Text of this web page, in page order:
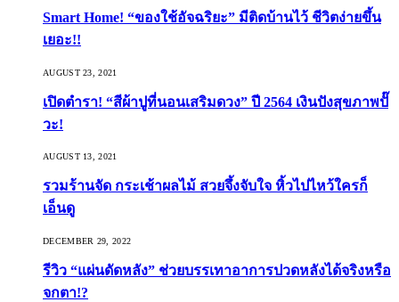
Smart Home! “ของใช้อัจฉริยะ” มีติดบ้านไว้ ชีวิตง่ายขึ้น
เยอะ!!
AUGUST 23, 2021
เปิดตำรา! “สีผ้าปูที่นอนเสริมดวง” ปี 2564 เงินปังสุขภาพปั๊
วะ!
AUGUST 13, 2021
รวมร้านจัด กระเช้าผลไม้ สวยจึ้งจับใจ หิ้วไปไหว้ใครก็
เอ็นดู
DECEMBER 29, 2022
รีวิว “แผ่นดัดหลัง” ช่วยบรรเทาอาการปวดหลังได้จริงหรือ
จกตา!?